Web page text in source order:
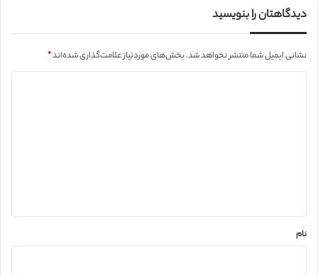
دیدگاهتان را بنویسید
نشانی ایمیل شما منتشر نخواهد شد.بخش‌های موردنیاز علامت‌گذاری شده‌اند*
نام